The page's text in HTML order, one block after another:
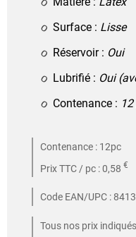
Surface : Lisse
Réservoir : Oui
Lubrifié : Oui
Contenance :
Contenance : 12pc
Prix TTC / pc : 0,58 €
Code EAN/UPC :
Tous nos prix